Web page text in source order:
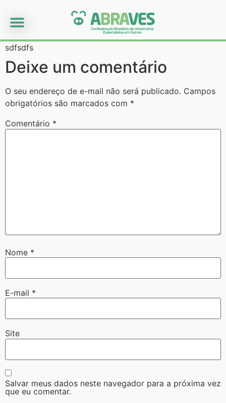
sdfsdfs
Deixe um comentário
O seu endereço de e-mail não será publicado. Campos
obrigatórios são marcados com *
Comentário *
Nome *
E-mail *
Site
Salvar meus dados neste navegador para a próxima vez
que eu comentar.